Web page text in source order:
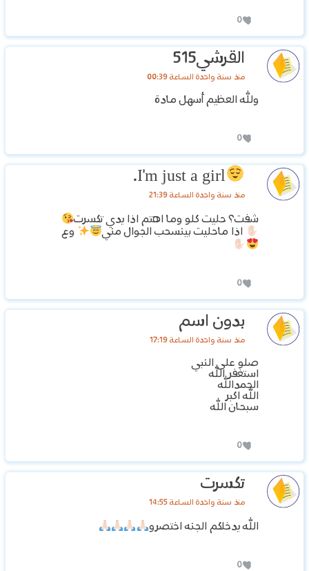
0
القرشي515
منذ سنة واحدة الساعة 00:39
ولله العظيم أسهل مادة
0
I'm just a girl.
منذ سنة واحدة الساعة 21:39
شفت؟ حليت كلو وما اهتم اذا يدي تكسرت
اذا ماحليت بينسحب الجوال مني
وع
0
بدون اسم
منذ سنة واحدة الساعة 17:19
صلو على النبي
استغفر الله
الحمدالله
الله اكبر
سبحان الله
0
تكسرت
منذ سنة واحدة الساعة 14:55
الله يدخلكم الجنه اختصرو
0